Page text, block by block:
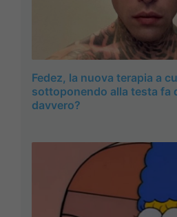
Fedez, la nuova terapia a
sottoponendo alla testa fa
davvero?